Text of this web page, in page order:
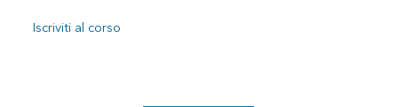
Iscriviti al corso